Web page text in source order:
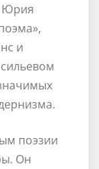
Юрия
и
поэзии
Он